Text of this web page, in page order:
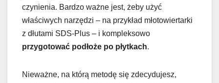
czynienia. Bardzo ważne jest, żeby użyć
właściwych narzędzi – na przykład młotowiertarki
z dłutami SDS-Plus – i kompleksowo
przygotować podłoże po płytkach.
Nieważne, na którą metodę się zdecydujesz,